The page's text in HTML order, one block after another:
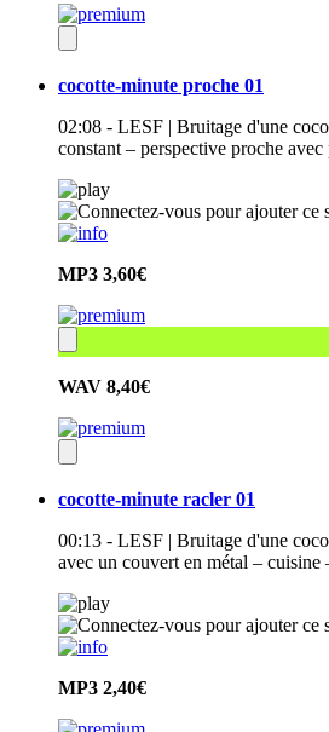
cocotte-minute proche 01
02:08 - LESF | Bruitage d'une
constant – perspective proche
MP3 3,60€
WAV 8,40€
cocotte-minute racler 01
00:13 - LESF | Bruitage d'une
avec un couvert en métal – cuisine
MP3 2,40€